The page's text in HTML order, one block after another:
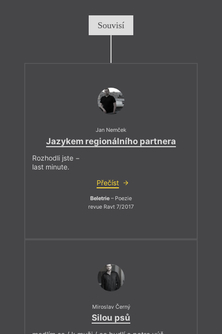
Souvisí
Jan Nemček
Jazykem regionálního partnera
Rozhodli jste −
last minute.
Přečíst
Beletrie – Poezie
revue Ravt 7/2017
Miroslav Černý
Silou psů